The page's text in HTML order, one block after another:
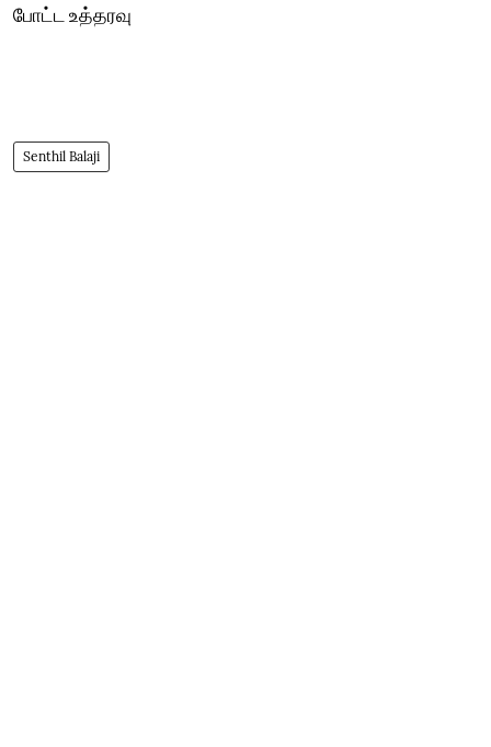
போட்ட உத்தரவு
Senthil Balaji